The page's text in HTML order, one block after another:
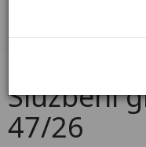
Službeni
47/26